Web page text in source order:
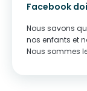
Facebook
Nous savons
nos enfants et
Nous sommes